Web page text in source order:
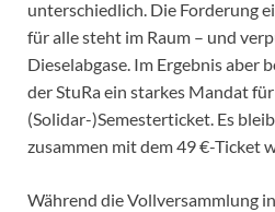
unterschiedlich. Die Forderung
für alle steht im Raum – und
Dieselabgase. Im Ergebnis aber
der StuRa ein starkes Mandat
(Solidar-)Semesterticket. Es
zusammen mit dem 49 €-Ticket
Während die Vollversammlung